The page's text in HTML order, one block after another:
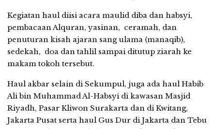
Kegiatan haul diisi acara maulid diba dan habsyi,
pembacaan Alquran, yasinan, ceramah, dan
penuturan kisah ajaran sang ulama (manaqib),
sedekah, doa dan tahlil sampai ditutup ziarah ke
makam tokoh tersebut.
Haul akbar selain di Sekumpul, juga ada haul Habib
Ali bin Muhammad Al-Habsyi di kawasan Masjid
Riyadh, Pasar Kliwon Surakarta dan di Kwitang,
Jakarta Pusat serta haul Gus Dur di Jakarta dan Tebu